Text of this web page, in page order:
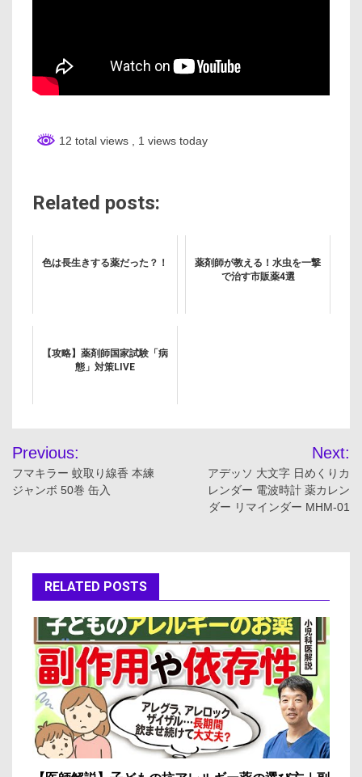
12 total views , 1 views today
Related posts:
色は長生きする薬だった？！
薬剤師が教える！水虫を一撃
で治す市販薬4選
【攻略】薬剤師国家試験「病
態」対策LIVE
投
稿
ゲ
ー
シ
ョ
ン
Previous:
フマキラー 蚊取り線香 本練
ジャンボ 50巻 缶入
Next:
アデッソ 大文字 日めくりカ
レンダー 電波時計 薬カレン
ダー リマインダー MHM-01
RELATED POSTS